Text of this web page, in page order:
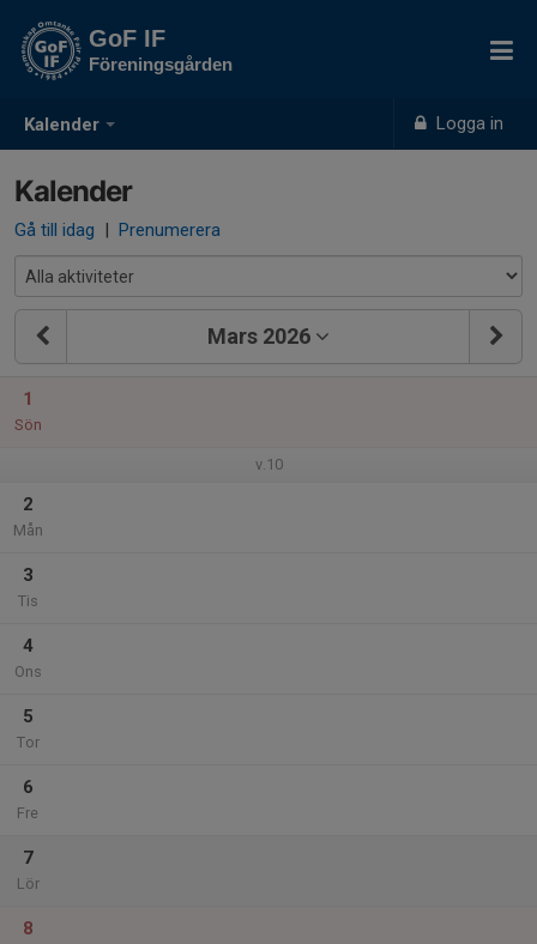
Kalender Logga in
GoF IF
Föreningsgården
Kalender
Gå till idag | Prenumerera
Mars 2026
1
Sön
v.10
2
Mån
3
Tis
4
Ons
5
Tor
6
Fre
7
Lör
8